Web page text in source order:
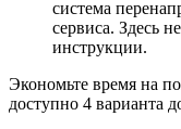
система
сервиса. Здесь
инструкции.
Экономьте время на
доступно 4 варианта